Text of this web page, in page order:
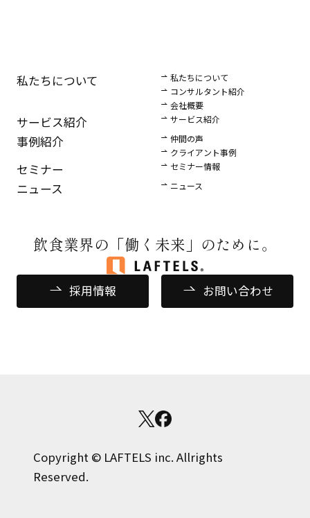
飲食業界の 「働く未来」のために。
私たちについて
私たちについて
コンサルタント紹介
会社概要
サービス紹介 サービス紹介
事例紹介
仲間の声
クライアント事例
セミナー セミナー情報
ニュース ニュース
採用情報 お問い合わせ
Copyright © LAFTELS inc. Allrights
Reserved.